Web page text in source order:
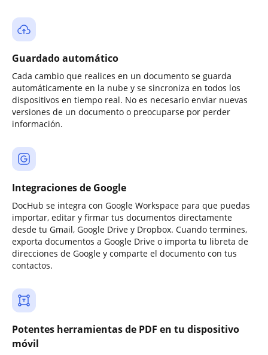
Guardado automático
Cada cambio que realices en un documento se guarda
automáticamente en la nube y se sincroniza en todos los
dispositivos en tiempo real. No es necesario enviar nuevas
versiones de un documento o preocuparse por perder
información.
Integraciones de Google
DocHub se integra con Google Workspace para que puedas
importar, editar y firmar tus documentos directamente
desde tu Gmail, Google Drive y Dropbox. Cuando termines,
exporta documentos a Google Drive o importa tu libreta de
direcciones de Google y comparte el documento con tus
contactos.
Potentes herramientas de PDF en tu dispositivo
móvil